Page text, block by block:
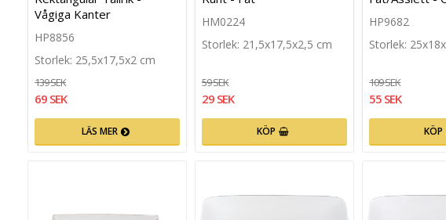
Vågiga Kanter
HP8856
Storlek: 25,5x17,5x2 cm
139 SEK
69 SEK
LÄS MER
HM0224
Storlek: 21,5x17,5x2,5 cm
59 SEK
29 SEK
KÖP
HP9682
Storlek:
109 SEK
55 SEK
KÖP